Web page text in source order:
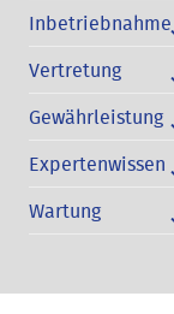
Inbetriebnahme
Vertretung
Gewährleistung
Expertenwissen
Wartung